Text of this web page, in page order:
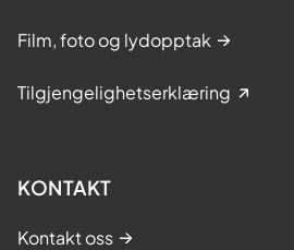
Film, foto og lydopptak
Tilgjengelighetserklæring
KONTAKT
Kontakt oss